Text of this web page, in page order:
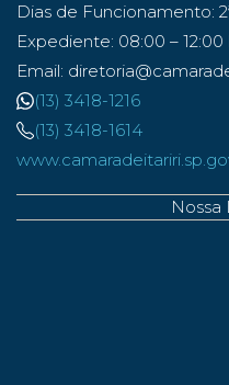
Dias de Funcionamento:
Expediente: 08:00 – 12:00
Email:
(13) 3418-1216
(13) 3418-1614
Nossa